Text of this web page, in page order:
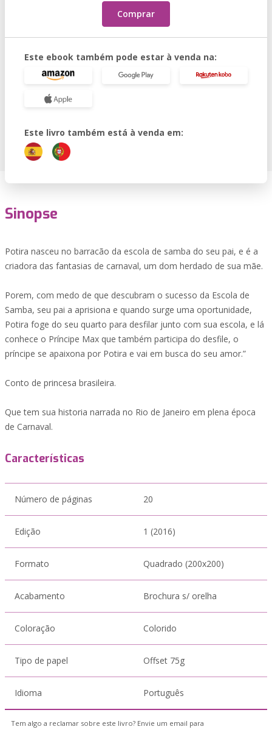
Comprar
Este ebook também pode estar à venda na:
Este livro também está à venda em:
Sinopse
Potira nasceu no barracão da escola de samba do seu pai, e é a
criadora das fantasias de carnaval, um dom herdado de sua mãe.
Porem, com medo de que descubram o sucesso da Escola de
Samba, seu pai a aprisiona e quando surge uma oportunidade,
Potira foge do seu quarto para desfilar junto com sua escola, e lá
conhece o Príncipe Max que também participa do desfile, o
príncipe se apaixona por Potira e vai em busca do seu amor.”
Conto de princesa brasileira.
Que tem sua historia narrada no Rio de Janeiro em plena época
de Carnaval.
Características
Número de páginas 20
Edição 1 (2016)
Formato Quadrado (200x200)
Acabamento Brochura s/ orelha
Coloração Colorido
Tipo de papel Offset 75g
Idioma Português
Tem algo a reclamar sobre este livro? Envie um email para